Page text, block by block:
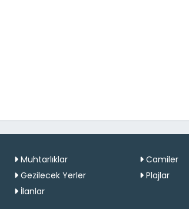
Muhtarlıklar
Camiler
Gezilecek Yerler
Plajlar
İlanlar